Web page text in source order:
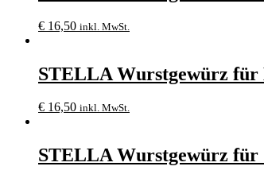
€ 16,50 inkl. MwSt.
STELLA Wurstgewürz
€ 16,50 inkl. MwSt.
STELLA Wurstgewürz